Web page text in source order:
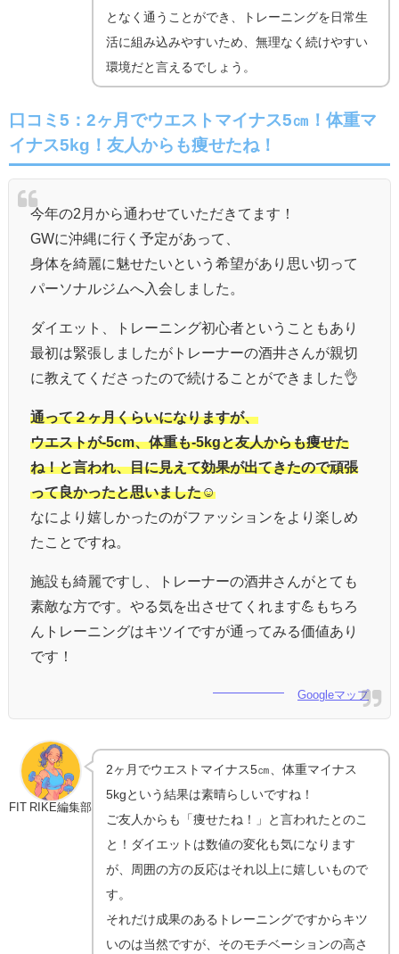
となく通うことができ、トレーニングを日常生
活に組み込みやすいため、無理なく続けやすい
環境だと言えるでしょう。
口コミ5：2ヶ月でウエストマイナス5㎝！体重マ
イナス5kg！友人からも痩せたね！
今年の2月から通わせていただきてます！
GWに沖縄に行く予定があって、
身体を綺麗に魅せたいという希望があり思い切って
パーソナルジムへ入会しました。
ダイエット、トレーニング初心者ということもあり
最初は緊張しましたがトレーナーの酒井さんが親切
に教えてくださったので続けることができました👌
通って２ヶ月くらいになりますが、
ウエストが-5cm、体重も-5kgと友人からも痩せた
ね！と言われ、目に見えて効果が出てきたので頑張
って良かったと思いました☺️
なにより嬉しかったのがファッションをより楽しめ
たことですね。
施設も綺麗ですし、トレーナーの酒井さんがとても
素敵な方です。やる気を出させてくれます💪 もちろ
んトレーニングはキツイですが通ってみる価値あり
です！
Googleマップ
FIT RIKE編集部
2ヶ月でウエストマイナス5㎝、体重マイナス
5kgという結果は素晴らしいですね！
ご友人からも「痩せたね！」と言われたとのこ
と！ダイエットは数値の変化も気になります
が、周囲の方の反応はそれ以上に嬉しいもので
す。
それだけ成果のあるトレーニングですからキツ
いのは当然ですが、そのモチベーションの高さ